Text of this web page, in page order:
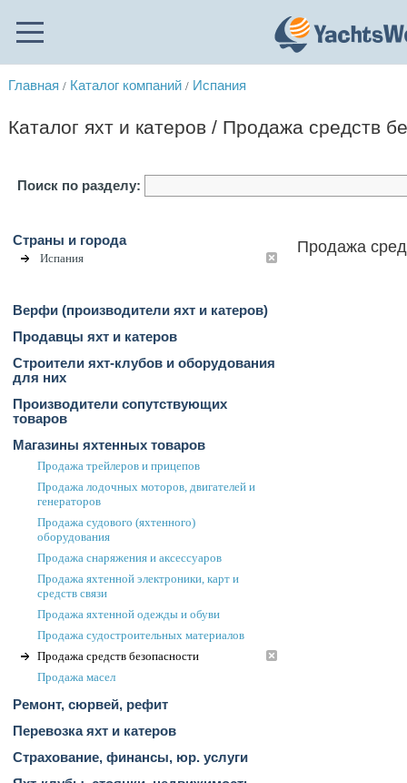
Главная / Каталог компаний / Испания
Каталог яхт и катеров / Продажа средств
Поиск по разделу:
Страны и города
Испания
Верфи (производители яхт и катеров)
Продавцы яхт и катеров
Строители яхт-клубов и оборудования
для них
Производители сопутствующих
товаров
Магазины яхтенных товаров
Продажа трейлеров и прицепов
Продажа лодочных моторов, двигателей и
генераторов
Продажа судового (яхтенного)
оборудования
Продажа снаряжения и аксессуаров
Продажа яхтенной электроники, карт и
средств связи
Продажа яхтенной одежды и обуви
Продажа судостроительных материалов
Продажа средств безопасности
Продажа масел
Ремонт, сюрвей, рефит
Перевозка яхт и катеров
Страхование, финансы, юр. услуги
Продажа